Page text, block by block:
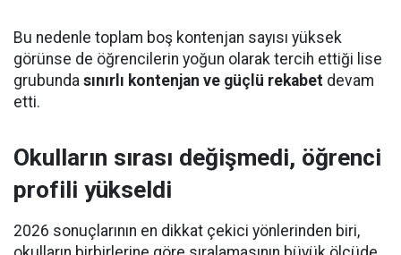
Bu nedenle toplam boş kontenjan sayısı yüksek
görünse de öğrencilerin yoğun olarak tercih ettiği lise
grubunda sınırlı kontenjan ve güçlü rekabet devam
etti.
Okulların sırası değişmedi, öğrenci
profili yükseldi
2026 sonuçlarının en dikkat çekici yönlerinden biri,